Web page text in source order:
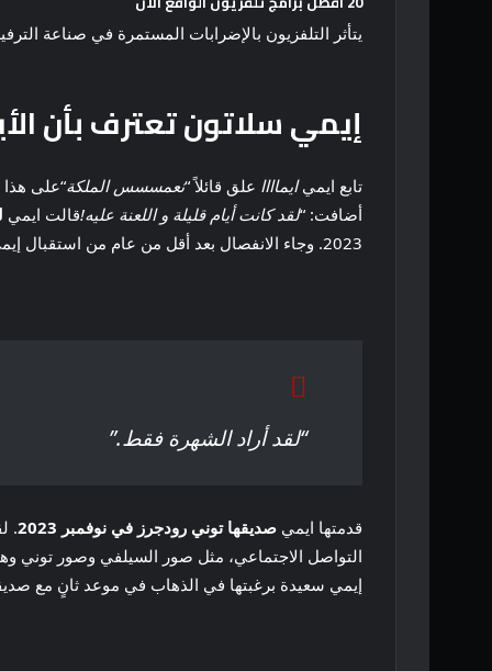
يتأثر التلفزيون بالإضرابات المستمرة في صناعة
إيمي سلاتون تعترف بأن
تابع ايميايماااا علق قائلاً “نعمسسس الملكة“على هذا
أضافت: “لقد كانت أيام قليلة و اللعنة عليه!قالت ايمي
2023. وجاء الانفصال بعد أقل من عام من استقبال إيمي ومايكل لابنهما الثاني، جلين ألين هالترمان، في يوليو 2022، بعد غيج ديون في نوفمبر 2020.
“لقد أراد الشهرة فقط.”
قدمتها ايمي صديقها توني رودجرز في نوفمبر 2023
.
إيمي سعيدة برغبتها في الذهاب في موعد ثانٍ مع